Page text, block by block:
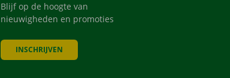
Blijf op de hoogte van
nieuwigheden en promoties
INSCHRIJVEN